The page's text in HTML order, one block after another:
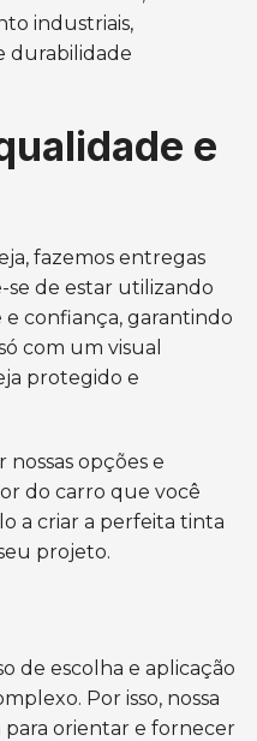
industriais,
durabilidade
e
fazemos entregas
se de estar utilizando
confiança, garantindo
com um visual
protegido e
nossas opções e
do carro que você
a criar a perfeita tinta
projeto.
de escolha e aplicação
Por isso, nossa
orientar e fornecer